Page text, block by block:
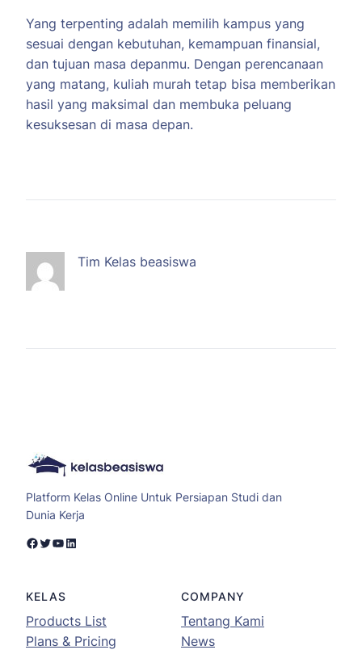
Yang terpenting adalah memilih kampus yang
sesuai dengan kebutuhan, kemampuan finansial,
dan tujuan masa depanmu. Dengan perencanaan
yang matang, kuliah murah tetap bisa memberikan
hasil yang maksimal dan membuka peluang
kesuksesan di masa depan.
Tim Kelas beasiswa
Platform Kelas Online Untuk Persiapan Studi dan
Dunia Kerja
Facebook Twitter YouTube LinkedIn
KELAS
Products List
Plans & Pricing
COMPANY
Tentang Kami
News